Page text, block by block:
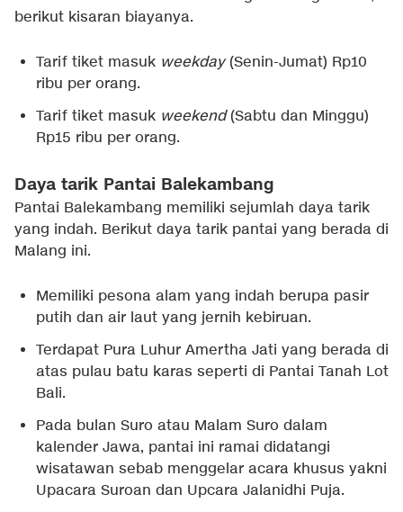
berikut kisaran biayanya.
Tarif tiket masuk weekday(Senin-Jumat) Rp10
ribu per orang.
Tarif tiket masuk weekend(Sabtu dan Minggu)
Rp15 ribu per orang.
Daya tarik Pantai Balekambang
Pantai Balekambang memiliki sejumlah daya tarik
yang indah. Berikut daya tarik pantai yang berada di
Malang ini.
Memiliki pesona alam yang indah berupa pasir
putih dan air laut yang jernih kebiruan.
Terdapat Pura Luhur Amertha Jati yang berada di
atas pulau batu karas seperti di Pantai Tanah Lot
Bali.
Pada bulan Suro atau Malam Suro dalam
kalender Jawa, pantai ini ramai didatangi
wisatawan sebab menggelar acara khusus yakni
Upacara Suroan dan Upcara Jalanidhi Puja.